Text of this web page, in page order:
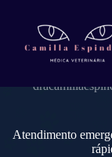
conteúdo
Atendimento